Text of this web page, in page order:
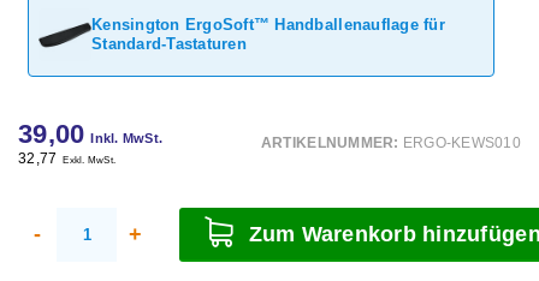
Kensington ErgoSoft™ Handballenauflage für
Standard-Tastaturen
39,00 Inkl. MwSt.
32,77 Exkl. MwSt.
ARTIKELNUMMER: ERGO-KEWS010
- + Zum Warenkorb